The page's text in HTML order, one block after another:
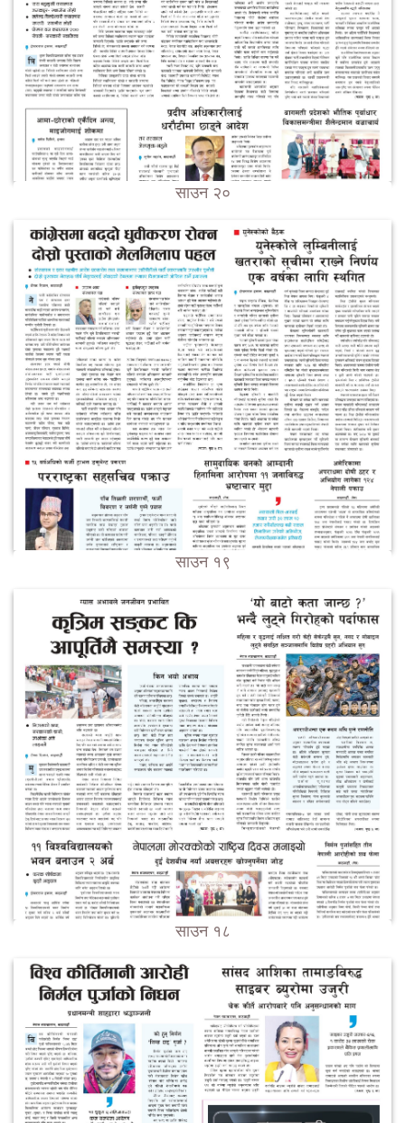
साउन २०
साउन १९
साउन १८